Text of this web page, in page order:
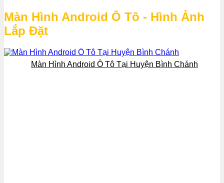
Màn Hình Android Ô Tô - Hình Ảnh
Lắp Đặt
Màn Hình Android Ô Tô Tại Huyện Bình Chánh